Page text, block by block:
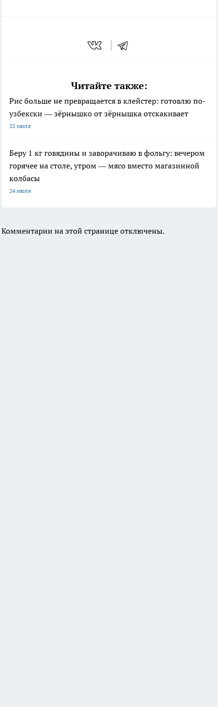
Читайте также:
Рис больше не превращается в клейстер: готовлю по-
узбекски — зёрнышко от зёрнышка отскакивает
25 июля
Беру 1 кг говядины и заворачиваю в фольгу: вечером
горячее на столе, утром — мясо вместо магазинной
колбасы
24 июля
Комментарии на этой странице отключены.